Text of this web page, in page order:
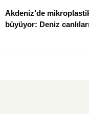
Akdeniz’de
büyüyor: Deniz